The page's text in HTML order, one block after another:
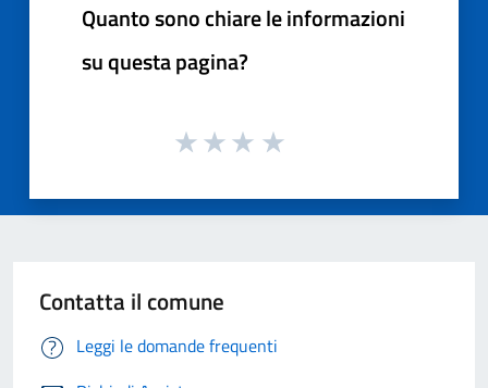
Quanto sono chiare le informazioni
su questa pagina?
Contatta il comune
Leggi le domande frequenti